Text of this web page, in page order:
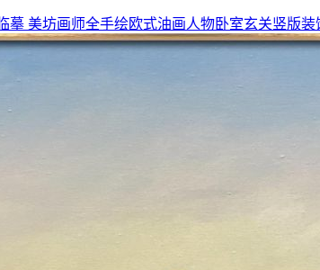
摹 美坊画师全手绘欧式油画人物卧室玄关竖版装